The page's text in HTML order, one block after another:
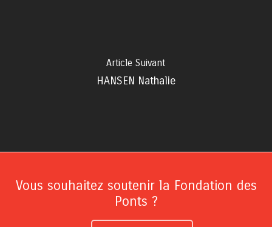
Article Suivant
HANSEN Nathalie
Vous souhaitez soutenir la Fondation des
Ponts ?